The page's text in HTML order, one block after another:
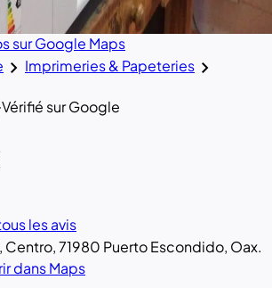
sur Google Maps
chevron_right Imprimeries & Papeteries chevron_right
Vérifié sur Google
les avis
Centro, 71980 Puerto Escondido, Oax.
dans Maps